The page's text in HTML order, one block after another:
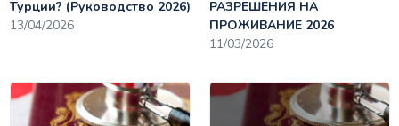
Турции? (Руководство 2026)
13/04/2026
РАЗРЕШЕНИЯ НА
ПРОЖИВАНИЕ 2026
11/03/2026